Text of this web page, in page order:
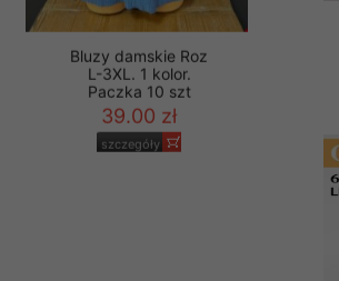
Bluzy damskie Roz
L-3XL. 1 kolor.